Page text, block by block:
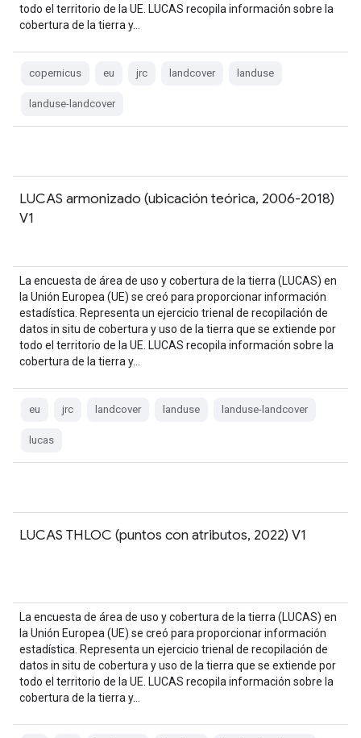
todo el territorio de la UE. LUCAS recopila información sobre la
cobertura de la tierra y…
copernicus eu jrc landcover landuse
landuse-landcover
LUCAS armonizado (ubicación teórica, 2006-2018)
V1
La encuesta de área de uso y cobertura de la tierra (LUCAS) en
la Unión Europea (UE) se creó para proporcionar información
estadística. Representa un ejercicio trienal de recopilación de
datos in situ de cobertura y uso de la tierra que se extiende por
todo el territorio de la UE. LUCAS recopila información sobre la
cobertura de la tierra y…
eu jrc landcover landuse landuse-landcover
lucas
LUCAS THLOC (puntos con atributos, 2022) V1
La encuesta de área de uso y cobertura de la tierra (LUCAS) en
la Unión Europea (UE) se creó para proporcionar información
estadística. Representa un ejercicio trienal de recopilación de
datos in situ de cobertura y uso de la tierra que se extiende por
todo el territorio de la UE. LUCAS recopila información sobre la
cobertura de la tierra y…